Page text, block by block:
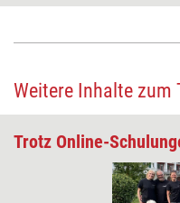
Weitere Inhalte zum